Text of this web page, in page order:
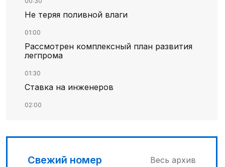
Не теряя поливной влаги
01:00
Рассмотрен комплексный план развития
легпрома
01:30
Ставка на инженеров
02:00
02:30
Свежий номер Весь архив